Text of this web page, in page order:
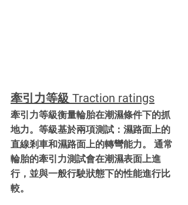
牽引力等級 Traction ratings
牽引力等級衡量輪胎在潮濕條件下的抓
地力。等級基於兩項測試：濕路面上的
直線剎車和濕路面上的轉彎能力。 通常
輪胎的牽引力測試會在潮濕表面上進
行，並與一般行駛狀態下的性能進行比
較。